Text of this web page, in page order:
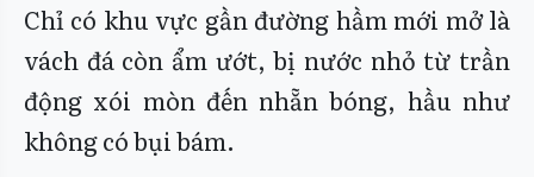
Chỉ có khu vực gần đường hầm mới mở là
vách đá còn ẩm ướt, bị nước nhỏ từ trần
động xói mòn đến nhẵn bóng, hầu như
không có bụi bám.